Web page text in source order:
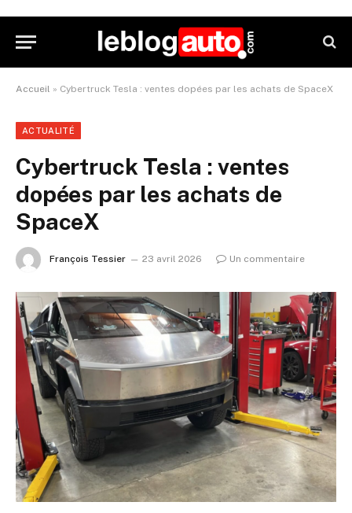
Accueil » Cybertruck Tesla : ventes dopées par les achats de SpaceX
ACTUALITÉ
Cybertruck Tesla : ventes
dopées par les achats de
SpaceX
François Tessier 23 avril 2026 Un commentaire